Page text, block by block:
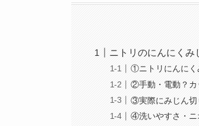
ニトリのにんにくみ
①ニトリにんにく
②手動・電動？カ
③実際にみじん切
④洗いやすさ・ニ